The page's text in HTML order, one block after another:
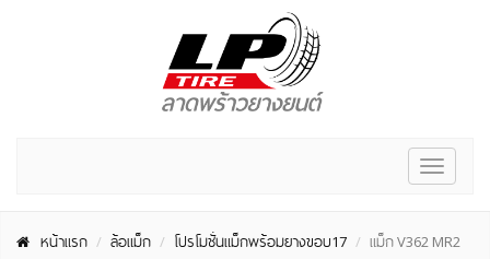
Toggle
หน้าแรก ล้อแม็ก โปรโมชั่นแม็กพร้อมยางขอบ17 แม็ก V362 MR2